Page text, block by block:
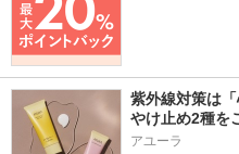
紫外線対策は
やけ止め2種を
アユーラ